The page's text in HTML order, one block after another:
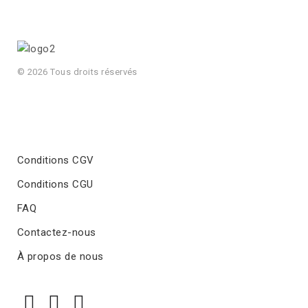
© 2026 Tous droits réservés
Conditions CGV
Conditions CGU
FAQ
Contactez-nous
À propos de nous